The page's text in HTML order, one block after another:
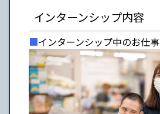
インターンシップ内容
インターンシップ中のお仕事